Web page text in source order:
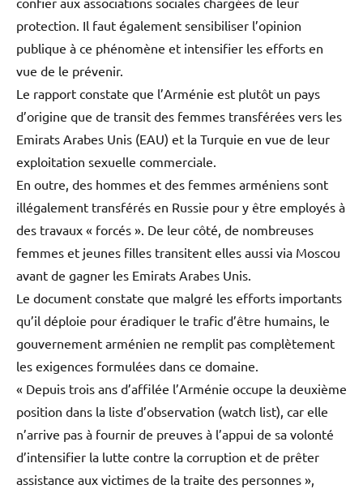
protection. Il faut également sensibiliser l’opinion
publique à ce phénomène et intensifier les efforts en
vue de le prévenir.
Le rapport constate que l’Arménie est plutôt un pays
d’origine que de transit des femmes transférées vers les
Emirats Arabes Unis (EAU) et la Turquie en vue de leur
exploitation sexuelle commerciale.
En outre, des hommes et des femmes arméniens sont
illégalement transférés en Russie pour y être employés à
des travaux « forcés ». De leur côté, de nombreuses
femmes et jeunes filles transitent elles aussi via Moscou
avant de gagner les Emirats Arabes Unis.
Le document constate que malgré les efforts importants
qu’il déploie pour éradiquer le trafic d’être humains, le
gouvernement arménien ne remplit pas complètement
les exigences formulées dans ce domaine.
« Depuis trois ans d’affilée l’Arménie occupe la deuxième
position dans la liste d’observation (watch list), car elle
n’arrive pas à fournir de preuves à l’appui de sa volonté
d’intensifier la lutte contre la corruption et de prêter
assistance aux victimes de la traite des personnes »,